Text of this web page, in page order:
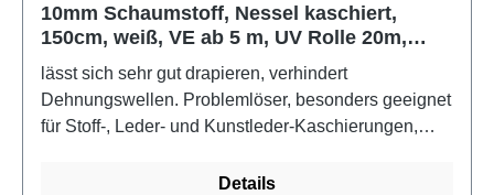
10mm Schaumstoff, Nessel kaschiert,
150cm, weiß, VE ab 5 m, UV Rolle 20m,
Polster-Schaumwatte
lässt sich sehr gut drapieren, verhindert
Dehnungswellen. Problemlöser, besonders geeignet
für Stoff-, Leder- und Kunstleder-Kaschierungen,
für Sitze, Lehnen, Wangen sowie in Kopfstützen und
Details